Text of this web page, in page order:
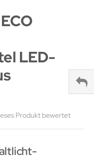
LED-
Produkt bewertet